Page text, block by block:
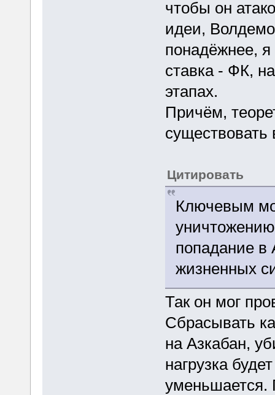
чтобы он
идеи,
понадёжнее, я
ставка - ФК,
этапах.
Причём,
Цитировать
Ключевым
попадание в
жизненных
Так он мог
Сбрасывать
на Азкабан,
нагрузка
уменьшается.